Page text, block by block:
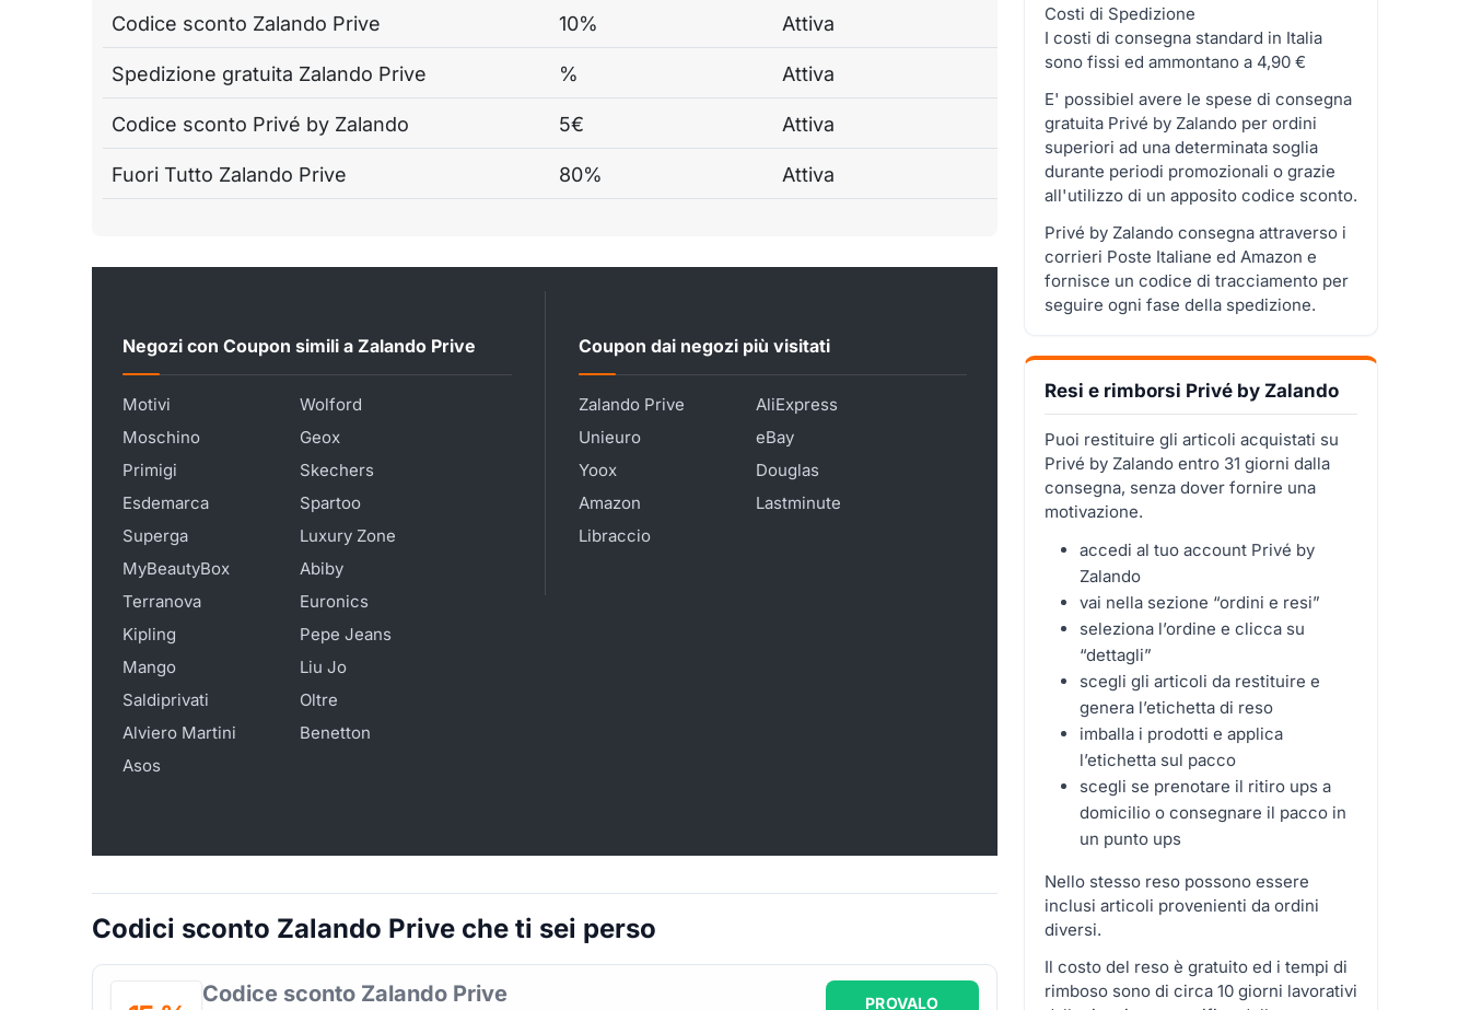
Codice sconto Zalando Prive 10% Attiva
Spedizione gratuita Zalando Prive % Attiva
Codice sconto Privé by Zalando 5€ Attiva
Fuori Tutto Zalando Prive 80% Attiva
Negozi con Coupon simili a Zalando Prive
Motivi
Wolford
Moschino
Geox
Primigi
Skechers
Esdemarca
Spartoo
Superga
Luxury Zone
MyBeautyBox
Abiby
Terranova
Euronics
Kipling
Pepe Jeans
Mango
Liu Jo
Saldiprivati
Oltre
Alviero Martini
Benetton
Asos
Coupon dai negozi più visitati
Zalando Prive
AliExpress
Unieuro
eBay
Yoox
Douglas
Amazon
Lastminute
Libraccio
Codici sconto Zalando Prive che ti sei perso
Codice sconto Zalando Prive PROVALO
Costi di Spedizione
I costi di consegna standard in Italia
sono fissi ed ammontano a 4,90 €
E' possibiel avere le spese di consegna
gratuita Privé by Zalando per ordini
superiori ad una determinata soglia
durante periodi promozionali o grazie
all'utilizzo di un apposito codice sconto.
Privé by Zalando consegna attraverso i
corrieri Poste Italiane ed Amazon e
fornisce un codice di tracciamento per
seguire ogni fase della spedizione.
Resi e rimborsi Privé by Zalando
Puoi restituire gli articoli acquistati su
Privé by Zalando entro 31 giorni dalla
consegna, senza dover fornire una
motivazione.
accedi al tuo account Privé by
Zalando
vai nella sezione “ordini e resi”
seleziona l’ordine e clicca su
“dettagli”
scegli gli articoli da restituire e
genera l’etichetta di reso
imballa i prodotti e applica
l’etichetta sul pacco
scegli se prenotare il ritiro ups a
domicilio o consegnare il pacco in
un punto ups
Nello stesso reso possono essere
inclusi articoli provenienti da ordini
diversi.
Il costo del reso è gratuito ed i tempi di
rimboso sono di circa 10 giorni lavorativi